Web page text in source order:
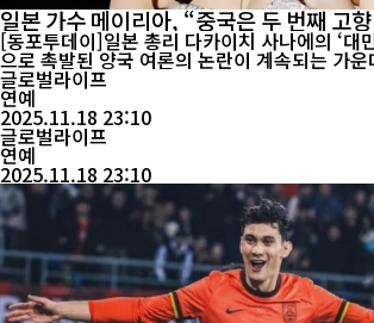
일본 가수 메이리아, “중국은 두 번째 고
지지”
[동포투데이]일본 총리 다카이치 사나에의 ‘대
으로 촉발된 양국 여론의 논란이 계속되는 가
메이리아(MARiA, 美依礼芽)가 중국 SNS를 통
의 중국’ 원칙을 지지한다고 밝혀 주목된다. 18일 마리아는 자신의
웨이보 계정에 “중국은 나에게 두 번째 고향이
모두 내가 소중히 여기는 가족이며, 나는 영...
글로벌라이프
연예
2025.11.18 23:10
글로벌라이프
연예
2025.11.18 23:10